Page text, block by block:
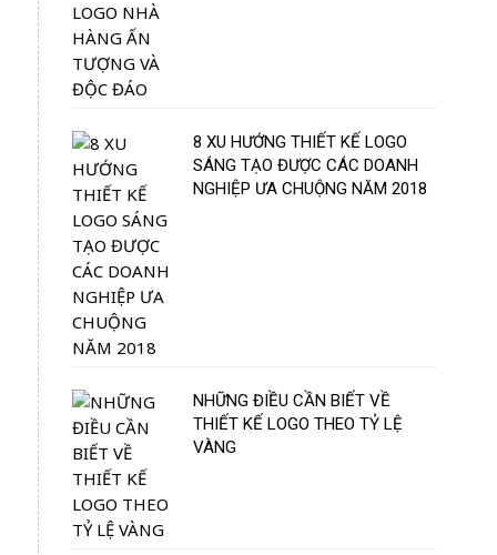
8 XU HƯỚNG THIẾT KẾ LOGO
SÁNG TẠO ĐƯỢC CÁC DOANH
NGHIỆP ƯA CHUỘNG NĂM 2018
NHỮNG ĐIỀU CẦN BIẾT VỀ
THIẾT KẾ LOGO THEO TỶ LỆ
VÀNG